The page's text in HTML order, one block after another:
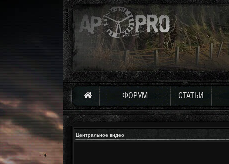
ФОРУМ СТАТЬИ
Центральное видео